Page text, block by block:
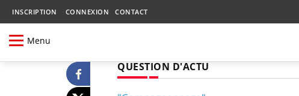
INSCRIPTION CONNEXION CONTACT
Menu
QUESTION D'ACTU